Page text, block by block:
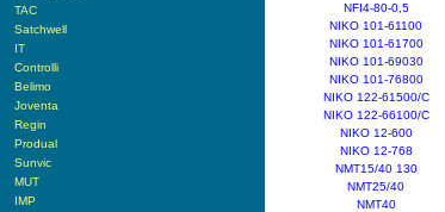
TAC
Satchwell
IT
Controlli
Belimo
Joventa
Regin
Produal
Sunvic
MUT
IMP
NFI4-80-0,5
NIKO 101-61100
NIKO 101-61700
NIKO 101-69030
NIKO 101-76800
NIKO 122-61500/C
NIKO 122-66100/C
NIKO 12-600
NIKO 12-768
NMT15/40 130
NMT25/40
NMT40